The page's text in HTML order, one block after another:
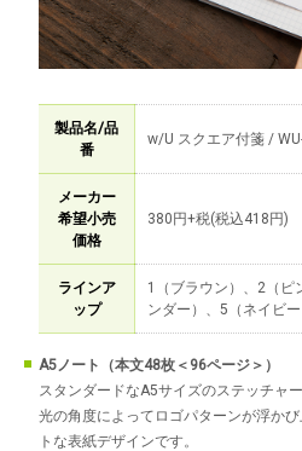
製品名/品
番
w/U スクエア付箋 /
メーカー
希望小売
価格
380円+税(税込418円)
ラインア
ップ
1（ブラウン）、2（ピ
ンダー）、5（ネイビー
A5ノート（本文48枚＜96ページ＞）
スタンダードなA5サイズのステッチャー
光の角度によってロゴパターンが浮か
トな表紙デザインです。